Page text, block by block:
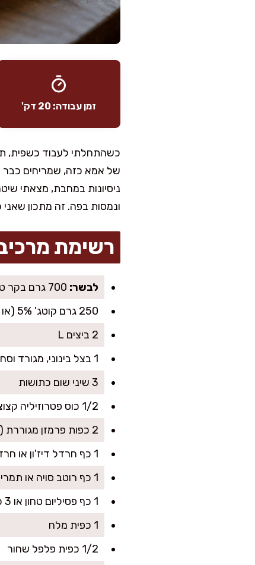
זמן עבודה: 20 דק'
כשהתחלתי לעבוד כשפית,
של אמא כזה, שמריחים כבר
ניסיונות במחבת, מצאתי
ונמסות בפה. זה מתכון
רשימת
לבשר:
250 גרם קוטג' 5% (או 9% לגרסה עשירה יותר)
2 ביצים L
1 בצל בינוני, מגורד וסחוט קלות
3 שיני שום כתושות
1/2 כוס פטרוזיליה קצוצה (אפשר חצי פטרוזיליה חצי כוסברה)
2 כפות פרמזן מגוררת (אופציונלי, אבל נותן עומק טעם)
1 כף חרדל דיז'ון או חרדל חלק
1 כף רוטב סויה או תמרי (לגרסה ללא גלוטן)
1 כף פסיליום טחון או 3 כפות קמח שקדים (לתוצאה
1 כפית מלח
1/2 כפית פלפל שחור